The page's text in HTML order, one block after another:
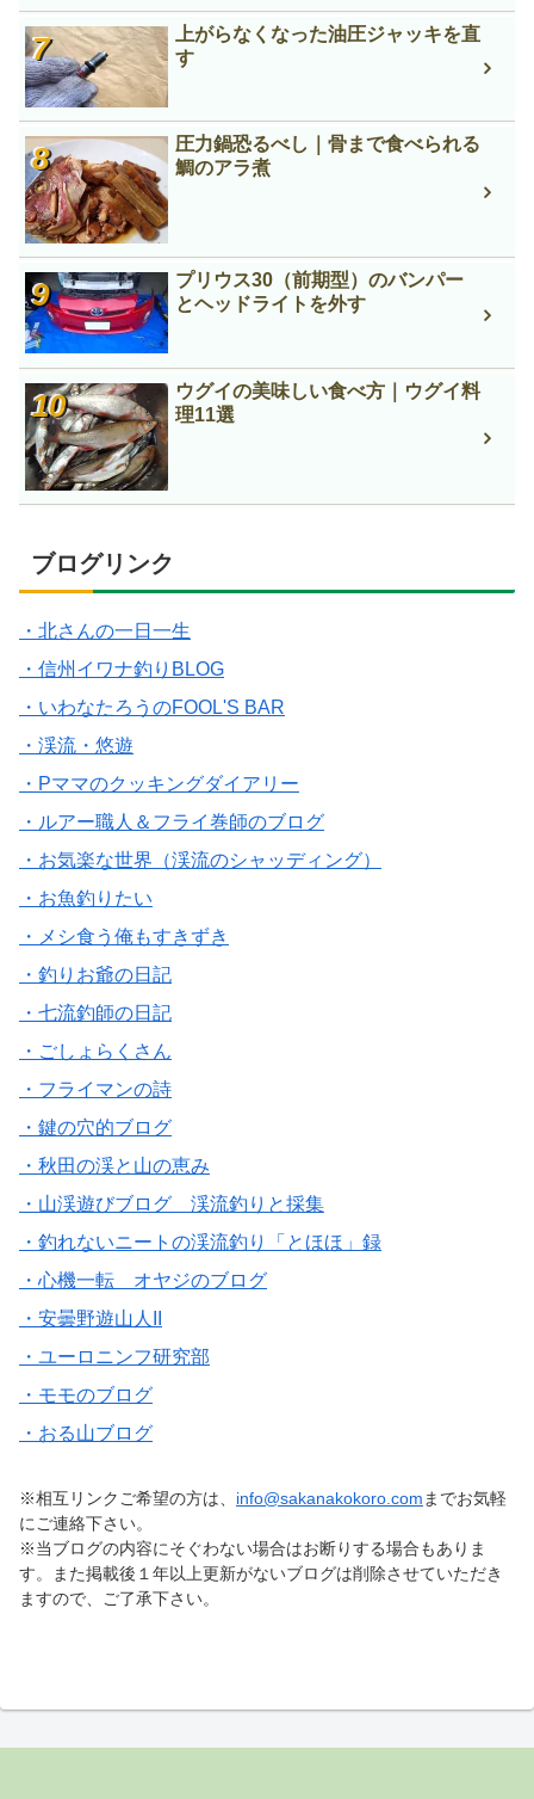
上がらなくなった油圧ジャッキを直
す
圧力鍋恐るべし｜骨まで食べられる
鯛のアラ煮
プリウス30（前期型）のバンパー
とヘッドライトを外す
ウグイの美味しい食べ方｜ウグイ料
理11選
ブログリンク
・北さんの一日一生
・信州イワナ釣りBLOG
・いわなたろうのFOOL'S BAR
・渓流・悠遊
・Pママのクッキングダイアリー
・ルアー職人＆フライ巻師のブログ
・お気楽な世界（渓流のシャッディング）
・お魚釣りたい
・メシ食う俺もすきずき
・釣りお爺の日記
・七流釣師の日記
・ごしょらくさん
・フライマンの詩
・鍵の穴的ブログ
・秋田の渓と山の恵み
・山渓遊びブログ 渓流釣りと採集
・釣れないニートの渓流釣り「とほほ」録
・心機一転 オヤジのブログ
・安曇野遊山人II
・ユーロニンフ研究部
・モモのブログ
・おる山ブログ
※相互リンクご希望の方は、 info@sakanakokoro.com までお気軽
にご連絡下さい。
※当ブログの内容にそぐわない場合はお断りする場合もありま
す。また掲載後１年以上更新がないブログは削除させていただき
ますので、ご了承下さい。